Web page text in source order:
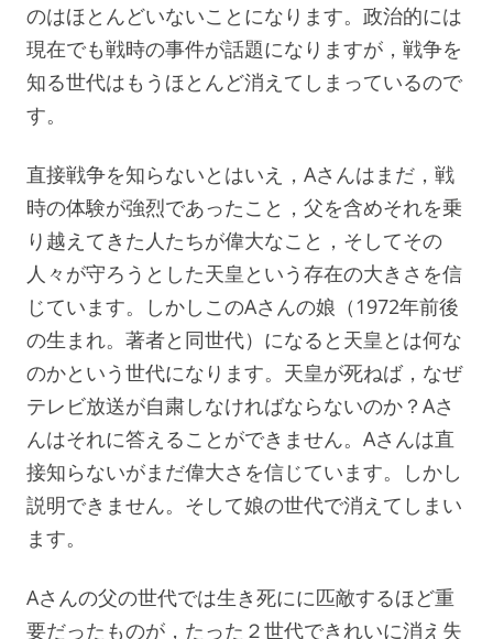
のはほとんどいないことになります。政治的には
現在でも戦時の事件が話題になりますが，戦争を
知る世代はもうほとんど消えてしまっているので
す。
直接戦争を知らないとはいえ，Aさんはまだ，戦
時の体験が強烈であったこと，父を含めそれを乗
り越えてきた人たちが偉大なこと，そしてその
人々が守ろうとした天皇という存在の大きさを信
じています。しかしこのAさんの娘（1972年前後
の生まれ。著者と同世代）になると天皇とは何な
のかという世代になります。天皇が死ねば，なぜ
テレビ放送が自粛しなければならないのか？Aさ
んはそれに答えることができません。Aさんは直
接知らないがまだ偉大さを信じています。しかし
説明できません。そして娘の世代で消えてしまい
ます。
Aさんの父の世代では生き死にに匹敵するほど重
要だったものが，たった２世代できれいに消え失